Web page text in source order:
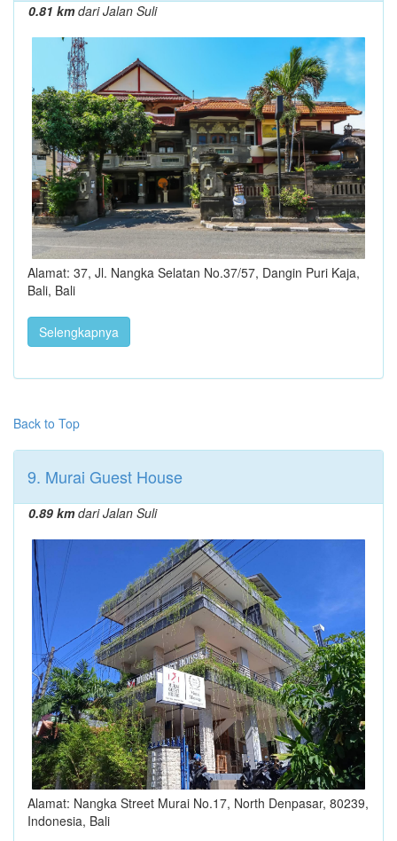
0.81 kmdari Jalan Suli
Alamat: 37, Jl. Nangka Selatan No.37/57, Dangin Puri Kaja,
Bali, Bali
Selengkapnya
Back to Top
9. Murai Guest House
0.89 kmdari Jalan Suli
Alamat: Nangka Street Murai No.17, North Denpasar, 80239,
Indonesia, Bali